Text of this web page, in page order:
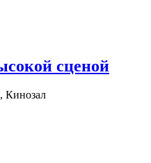
сценой
Кинозал